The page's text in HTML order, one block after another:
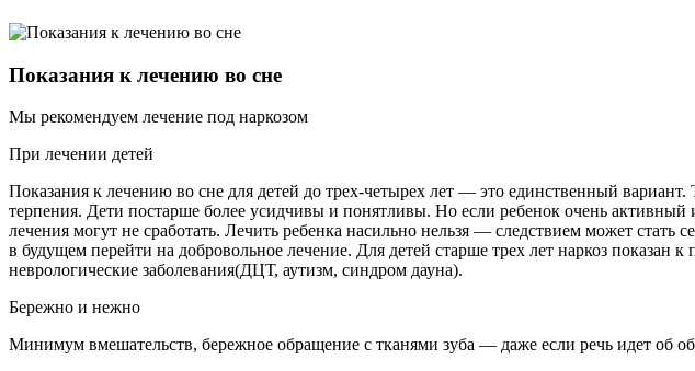
Показания к лечению во сне
Мы рекомендуем лечение под наркозом
При лечении детей
Показания к лечению во сне для детей до трех-четырех лет — это единственный
терпения. Дети постарше более усидчивы и понятливы. Но если ребенок очень
лечения могут не сработать. Лечить ребенка насильно нельзя — следствием может стать
в будущем перейти на добровольное лечение. Для детей старше трех лет наркоз
неврологические заболевания(ДЦТ, аутизм, синдром дауна).
Бережно и нежно
Минимум вмешательств, бережное обращение с тканями зуба — даже если речь идет об